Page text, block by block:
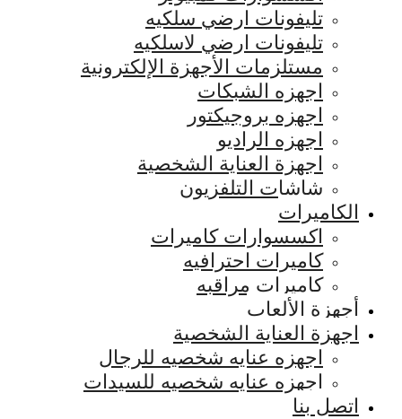
تليفونات ارضي سلكيه
تليفونات ارضي لاسلكيه
مستلزمات الأجهزة الإلكترونية
اجهزه الشبكات
اجهزه بروجيكتور
اجهزه الراديو
اجهزة العناية الشخصية
شاشات التلفزيون
الكاميرات
اكسسوارات كاميرات
كاميرات احترافيه
كاميرات مراقبه
أجهزة الألعاب
اجهزة العناية الشخصية
اجهزه عنايه شخصيه للرجال
اجهزه عنايه شخصيه للسيدات
اتصل بنا